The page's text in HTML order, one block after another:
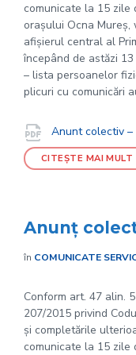
comunicate la 15 zile
orașului Ocna
afișierul central al
începând de astăzi
– lista persoanelor
plicuri cu comunicări
Documente
Anunt colectiv –
CITEȘTE MAI MULT
Anunț
în COMUNICATE
Conform art. 47 alin.
207/2015 privind
și completările
comunicate la 15 zile